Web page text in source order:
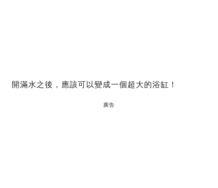
開滿水之後，應該可以變成一個超大的浴缸！
廣告